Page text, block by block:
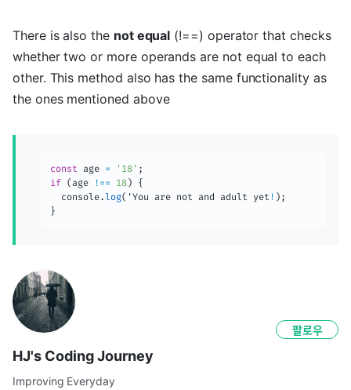
There is also the not equal (!==) operator that checks
whether two or more operands are not equal to each
other. This method also has the same functionality as
the ones mentioned above
const age = '18' ;
if (age !== 18 )
{
  console
.log( 'You are not and adult yet ! ) ;
}
HJ's Coding Journey
Improving Everyday
팔로우